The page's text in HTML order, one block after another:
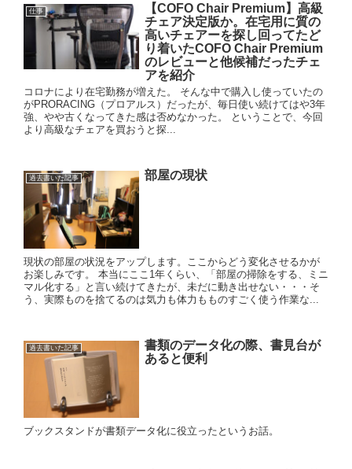
仕事
【COFO Chair Premium】高級
チェア決定版か。在宅用に質の
高いチェアーを探し回ってたど
り着いたCOFO Chair Premium
のレビューと他候補だったチェ
アを紹介
コロナにより在宅勤務が増えた。 そんな中で購入し使っていたの
がPRORACING（プロアルス）だったが、毎日使い続けてはや3年
強、やや古くなってきた感は否めなかった。 ということで、今回
より高級なチェアを買おうと探...
過去書いた記事 部屋の現状
現状の部屋の状況をアップします。ここからどう変化させるかが
お楽しみです。 本当にここ1年くらい、「部屋の掃除をする、ミニ
マル化する」と言い続けてきたが、未だに動き出せない・・・そ
う、実際ものを捨てるのは気力も体力もものすごく使う作業な...
過去書いた記事
書類のデータ化の際、書見台が
あると便利
ブックスタンドが書類データ化に役立ったというお話。